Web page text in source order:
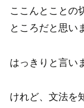
ここんとことの
ところだと思い
はっきりと言い
けれど、文法を